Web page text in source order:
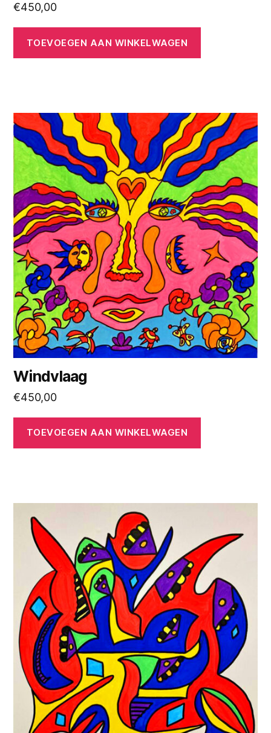
€450,00
TOEVOEGEN AAN WINKELWAGEN
Windvlaag
€450,00
TOEVOEGEN AAN WINKELWAGEN